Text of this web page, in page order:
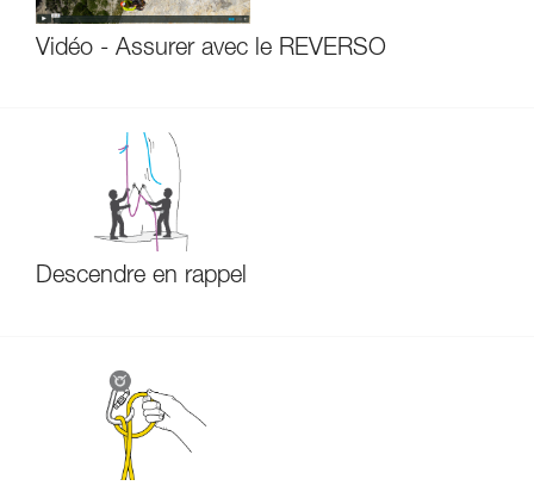
Vidéo - Assurer avec le REVERSO
Descendre en rappel